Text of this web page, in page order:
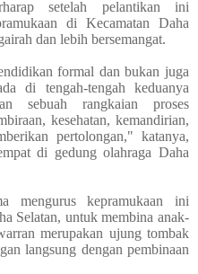
setelah pelantikan ini
di Kecamatan Daha
dan lebih bersemangat.
formal dan bukan juga
di tengah-tengah keduanya
sebuah rangkaian proses
kesehatan, kemandirian,
pertolongan," katanya,
di gedung olahraga Daha
mengurus kepramukaan ini
Selatan, untuk membina anak-
merupakan ujung tombak
langsung dengan pembinaan